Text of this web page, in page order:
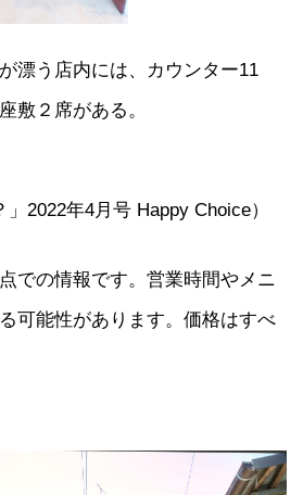
漂う店内には、カウンター11
敷２席がある。
」2022年4月号 Happy Choice）
での情報です。営業時間やメニ
可能性があります。価格はすべ